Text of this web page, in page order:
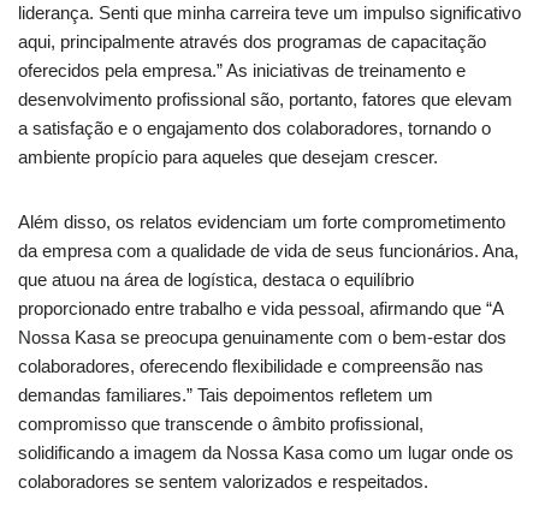
liderança. Senti que minha carreira teve um impulso significativo
aqui, principalmente através dos programas de capacitação
oferecidos pela empresa.” As iniciativas de treinamento e
desenvolvimento profissional são, portanto, fatores que elevam
a satisfação e o engajamento dos colaboradores, tornando o
ambiente propício para aqueles que desejam crescer.
Além disso, os relatos evidenciam um forte comprometimento
da empresa com a qualidade de vida de seus funcionários. Ana,
que atuou na área de logística, destaca o equilíbrio
proporcionado entre trabalho e vida pessoal, afirmando que “A
Nossa Kasa se preocupa genuinamente com o bem-estar dos
colaboradores, oferecendo flexibilidade e compreensão nas
demandas familiares.” Tais depoimentos refletem um
compromisso que transcende o âmbito profissional,
solidificando a imagem da Nossa Kasa como um lugar onde os
colaboradores se sentem valorizados e respeitados.